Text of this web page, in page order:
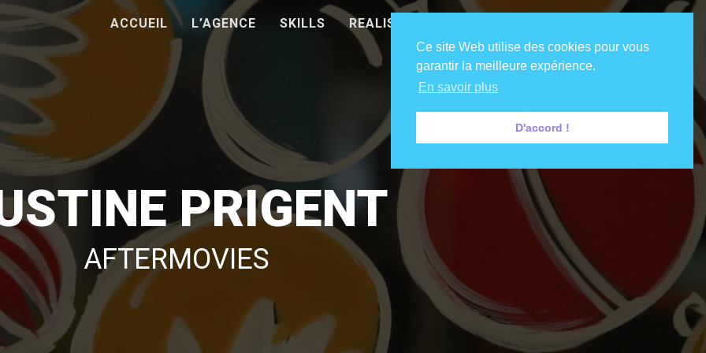
ACCUEIL L’AGENCE SKILLS REALISATIONS
PRIGENT
AFTERMOVIES
Ce site Web utilise des cookies pour vous
garantir la meilleure expérience.
En savoir plus
D'accord !